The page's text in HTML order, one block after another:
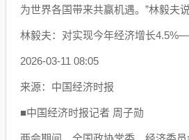
为世界各国带来共赢机遇。”林毅夫
林毅夫：对实现今年经济增长
2026-03-11 08:05
来源：中国经济时报
■中国经济时报记者 周子勋